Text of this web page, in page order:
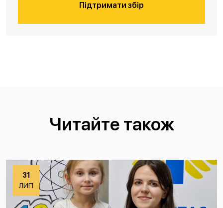
Підтримати збір
Читайте також
31
ЛИП